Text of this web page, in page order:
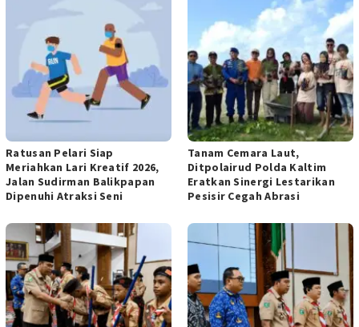
Ratusan Pelari Siap
Meriahkan Lari Kreatif 2026,
Jalan Sudirman Balikpapan
Dipenuhi Atraksi Seni
Tanam Cemara Laut,
Ditpolairud Polda Kaltim
Eratkan Sinergi Lestarikan
Pesisir Cegah Abrasi